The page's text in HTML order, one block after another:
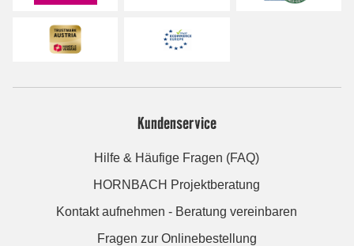
Kundenservice
Hilfe & Häufige Fragen (FAQ)
HORNBACH Projektberatung
Kontakt aufnehmen - Beratung vereinbaren
Fragen zur Onlinebestellung